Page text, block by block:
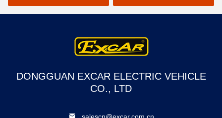
ροδών
DONGGUAN EXCAR ELECTRIC VEHICLE
CO., LTD